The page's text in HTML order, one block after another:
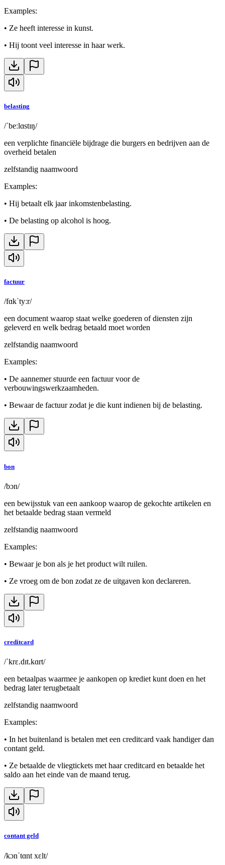
Examples:
• Ze heeft interesse in kunst.
• Hij toont veel interesse in haar werk.
belasting
/ˈbeːlɑstɪŋ/
een verplichte financiële bijdrage die burgers en bedrijven aan de
overheid betalen
zelfstandig naamwoord
Examples:
• Hij betaalt elk jaar inkomstenbelasting.
• De belasting op alcohol is hoog.
factuur
/fɑkˈtyːr/
een document waarop staat welke goederen of diensten zijn
geleverd en welk bedrag betaald moet worden
zelfstandig naamwoord
Examples:
• De aannemer stuurde een factuur voor de
verbouwingswerkzaamheden.
• Bewaar de factuur zodat je die kunt indienen bij de belasting.
bon
/bɔn/
een bewijsstuk van een aankoop waarop de gekochte artikelen en
het betaalde bedrag staan vermeld
zelfstandig naamwoord
Examples:
• Bewaar je bon als je het product wilt ruilen.
• Ze vroeg om de bon zodat ze de uitgaven kon declareren.
creditcard
/ˈkrɛ.dɪt.kɑrt/
een betaalpas waarmee je aankopen op krediet kunt doen en het
bedrag later terugbetaalt
zelfstandig naamwoord
Examples:
• In het buitenland is betalen met een creditcard vaak handiger dan
contant geld.
• Ze betaalde de vliegtickets met haar creditcard en betaalde het
saldo aan het einde van de maand terug.
contant geld
/kɔnˈtɑnt xɛlt/